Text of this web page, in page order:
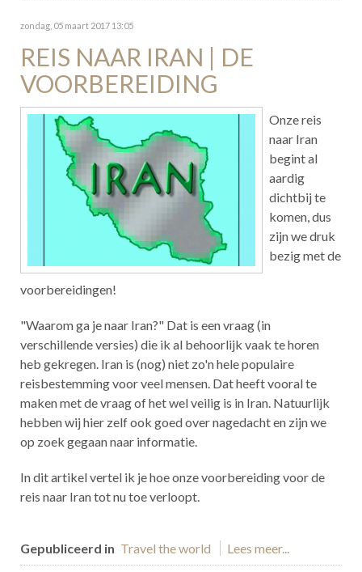
zondag, 05 maart 2017 13:05
REIS NAAR IRAN | DE
VOORBEREIDING
Onze reis
naar Iran
begint al
aardig
dichtbij te
komen, dus
zijn we druk
bezig met de
voorbereidingen!
"Waarom ga je naar Iran?" Dat is een vraag (in
verschillende versies) die ik al behoorlijk vaak te horen
heb gekregen. Iran is (nog) niet zo'n hele populaire
reisbestemming voor veel mensen. Dat heeft vooral te
maken met de vraag of het wel veilig is in Iran. Natuurlijk
hebben wij hier zelf ook goed over nagedacht en zijn we
op zoek gegaan naar informatie.
In dit artikel vertel ik je hoe onze voorbereiding voor de
reis naar Iran tot nu toe verloopt.
Gepubliceerd in Travel the world Lees meer...